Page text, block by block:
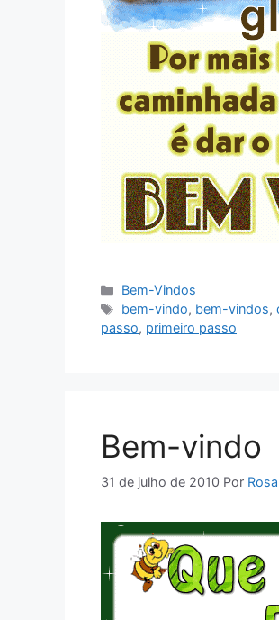
Categorias
Bem-Vindos
Tags
bem-vindo, bem-vindos,
passo, primeiro passo
Bem-vindo
31 de julho de 2010 Por